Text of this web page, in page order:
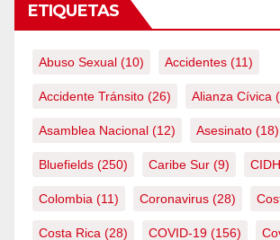
ETIQUETAS
Abuso Sexual (10) Accidentes (11)
Accidente Tránsito (26) Alianza Cívica
Asamblea Nacional (12) Asesinato (18)
Bluefields (250) Caribe Sur (9) CIDH
Colombia (11) Coronavirus (28)
Costa Rica (28) COVID-19 (156)